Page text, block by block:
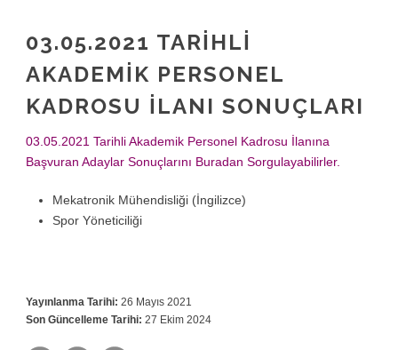
03.05.2021 TARİHLİ
AKADEMİK PERSONEL
KADROSU İLANI SONUÇLARI
03.05.2021 Tarihli Akademik Personel Kadrosu İlanına
Başvuran Adaylar Sonuçlarını Buradan Sorgulayabilirler.
Mekatronik Mühendisliği (İngilizce)
Spor Yöneticiliği
Yayınlanma Tarihi: 26 Mayıs 2021
Son Güncelleme Tarihi: 27 Ekim 2024